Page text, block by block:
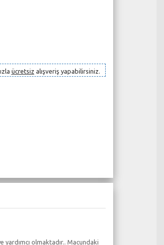
ücretsiz alışveriş yapabilirsiniz.
yardımcı olmaktadır.. Macundaki